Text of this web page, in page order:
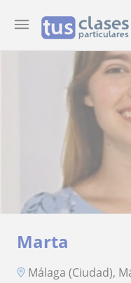
Marta
Málaga (Ciudad),